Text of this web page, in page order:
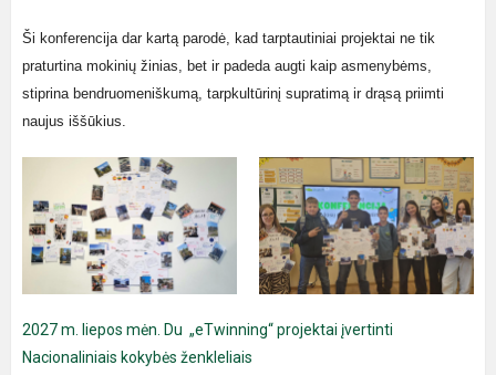
Ši konferencija dar kartą parodė, kad tarptautiniai projektai ne tik
praturtina mokinių žinias, bet ir padeda augti kaip asmenybėms,
stiprina bendruomeniškumą, tarpkultūrinį supratimą ir drąsą priimti
naujus iššūkius.
2027 m. liepos mėn. Du „eTwinning“ projektai įvertinti
Nacionaliniais kokybės ženkleliais